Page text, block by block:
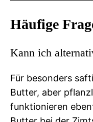
Häufige
Kann ich
Für besonders
Butter, aber
funktionieren